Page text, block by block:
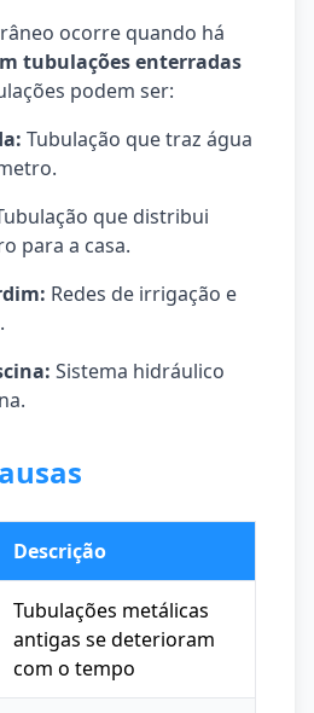
ocorre quando há
tubulações enterradas
podem ser:
Tubulação que traz água
que distribui
para a casa.
Redes de irrigação e
Sistema hidráulico
Descrição
Tubulações metálicas
antigas se deterioram
com o tempo